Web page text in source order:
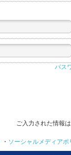
パス
ご入力された情報
・ ソーシャルメディアポ